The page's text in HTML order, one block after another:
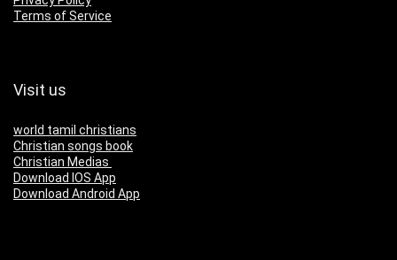
Terms of Service
Visit us
world tamil christians
Christian songs book
Christian Medias
Download IOS App
Download Android App